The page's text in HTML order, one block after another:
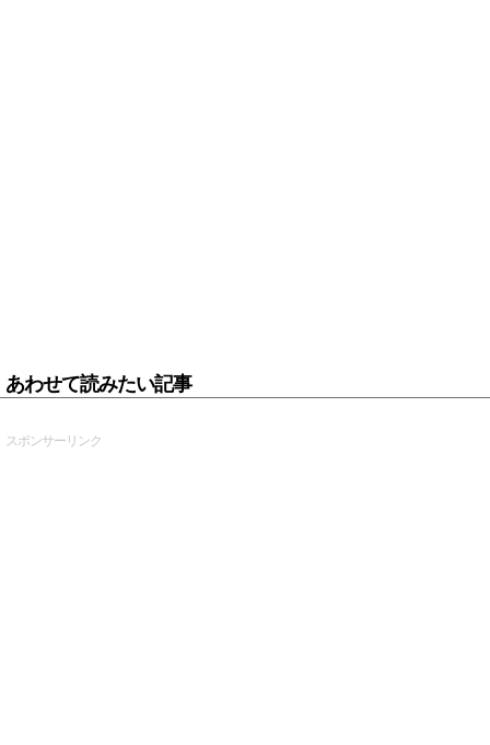
あわせて読みたい記事
スポンサーリンク